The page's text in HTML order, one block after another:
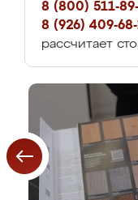
8 (800) 511-
8 (926) 409-
рассчитает